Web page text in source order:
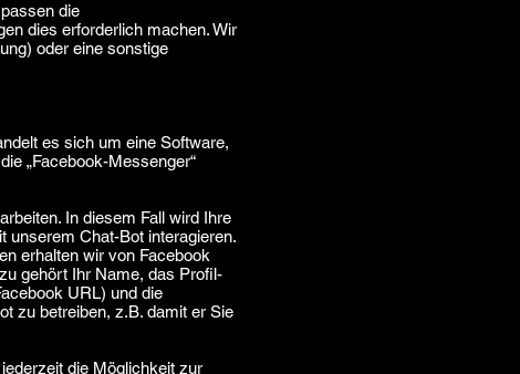
die
dies erforderlich machen. Wir
oder eine sonstige
es sich um eine Software,
„Facebook-Messenger“
In diesem Fall wird Ihre
unserem Chat-Bot interagieren.
erhalten wir von Facebook
gehört Ihr Name, das Profil-
URL) und die
zu betreiben, z.B. damit er Sie
die Möglichkeit zur